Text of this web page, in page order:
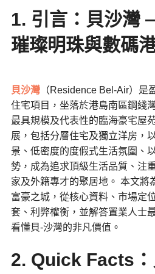
1. 引言：貝沙灣
璀璨明珠與數碼
貝沙灣（Residence Bel-Air）是
住宅項目，坐落於港島南區鋼綫
最具規模及代表性的臨海豪宅屋
展，包括分層住宅及獨立洋房，
景、低密度的度假式生活氛圍、
勢，成為追求頂級生活品質、注
家及外籍專才的聚居地。 本文將
富豪之城，從核心資料、市場定
套、利弊權衡，並解答置業人士
看懂貝-沙灣的非凡價值。
2. Quick Facts：